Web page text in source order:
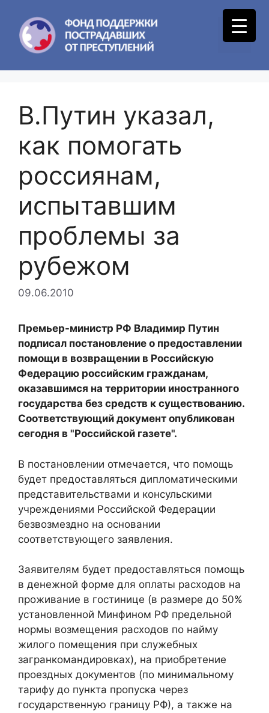
content
Menu
В.Путин указал,
как помогать
россиянам,
испытавшим
проблемы за
рубежом
09.06.2010
Премьер-министр РФ Владимир Путин
подписал постановление о предоставлении
помощи в возвращении в Российскую
Федерацию российским гражданам,
оказавшимся на территории иностранного
государства без средств к существованию.
Соответствующий документ опубликован
сегодня в "Российской газете".
В постановлении отмечается, что помощь
будет предоставляться дипломатическими
представительствами и консульскими
учреждениями Российской Федерации
безвозмездно на основании
соответствующего заявления.
Заявителям будет предоставляться помощь
в денежной форме для оплаты расходов на
проживание в гостинице (в размере до 50%
установленной Минфином РФ предельной
нормы возмещения расходов по найму
жилого помещения при служебных
загранкомандировках), на приобретение
проездных документов (по минимальному
тарифу до пункта пропуска через
государственную границу РФ), а также на